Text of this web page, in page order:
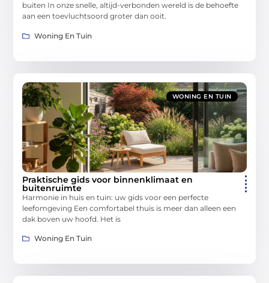
buiten In onze snelle, altijd-verbonden wereld is de behoefte
aan een toevluchtsoord groter dan ooit.
Woning En Tuin
WONING EN TUIN
Praktische gids voor binnenklimaat en
buitenruimte
Harmonie in huis en tuin: uw gids voor een perfecte
leefomgeving Een comfortabel thuis is meer dan alleen een
dak boven uw hoofd. Het is
Woning En Tuin